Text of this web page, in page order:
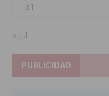
31
« Jul
PUBLICIDAD